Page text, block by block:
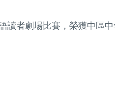
讀者劇場比賽，榮獲中區